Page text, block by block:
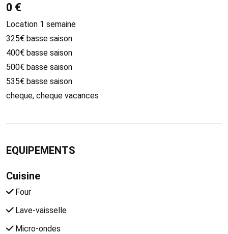
0 €
Location 1 semaine
325€ basse saison
400€ basse saison
500€ basse saison
535€ basse saison
cheque, cheque vacances
EQUIPEMENTS
Cuisine
Four
Lave-vaisselle
Micro-ondes